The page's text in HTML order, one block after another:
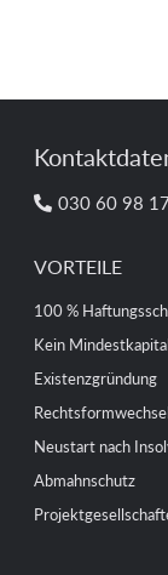
 030 60 98
VORTEILE
100 %
Kein Mindestkapital
Existenzgründung
Rechtsformwechsel
Neustart nach
Abmahnschutz